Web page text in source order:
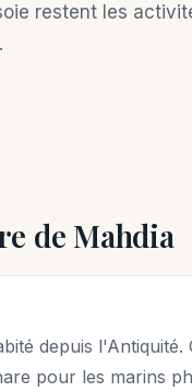
restent les
de Mahdia
depuis l'Antiquité.
pour les marins